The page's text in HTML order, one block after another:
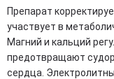
Препарат
участвует в
Магний и кальций
предотвращают
сердца.